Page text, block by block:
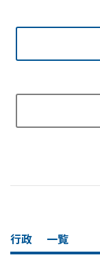
行政 一覧